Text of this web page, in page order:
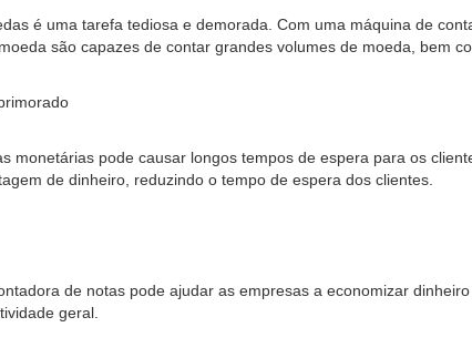
é uma tarefa tediosa e demorada. Com uma máquina de
são capazes de contar grandes volumes de moeda, bem
monetárias pode causar longos tempos de espera para os
de dinheiro, reduzindo o tempo de espera dos clientes.
de notas pode ajudar as empresas a economizar
geral.